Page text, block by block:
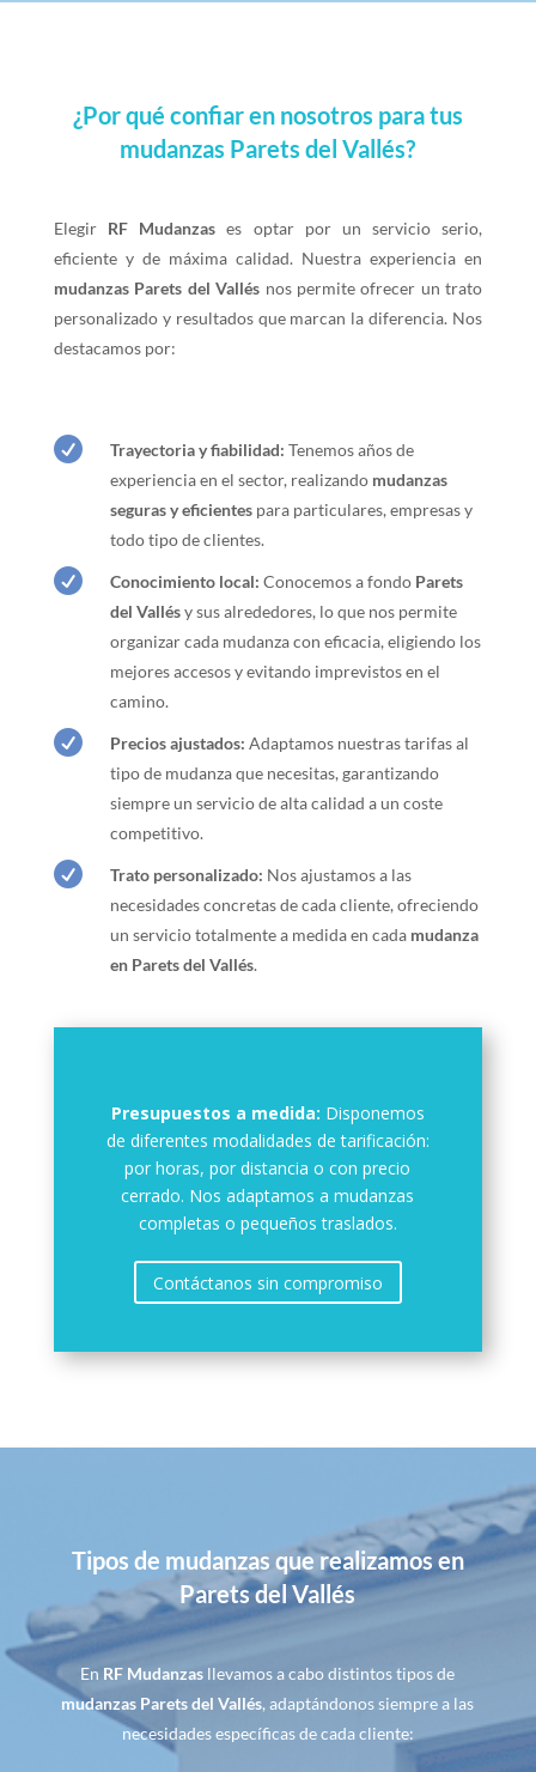
¿Por qué confiar en nosotros para tus
mudanzas Parets del Vallés?
Elegir RF Mudanzas es optar por un servicio serio,
eficiente y de máxima calidad. Nuestra experiencia en
mudanzas Parets del Vallés nos permite ofrecer un trato
personalizado y resultados que marcan la diferencia. Nos
destacamos por:
 Trayectoria y fiabilidad: Tenemos años de
experiencia en el sector, realizando mudanzas
seguras y eficientespara particulares, empresas y
todo tipo de clientes.
 Conocimiento local: Conocemos a fondo Parets
del Vallésy sus alrededores, lo que nos permite
organizar cada mudanza con eficacia, eligiendo los
mejores accesos y evitando imprevistos en el
camino.
 Precios ajustados: Adaptamos nuestras tarifas al
tipo de mudanza que necesitas, garantizando
siempre un servicio de alta calidad a un coste
competitivo.
 Trato personalizado: Nos ajustamos a las
necesidades concretas de cada cliente, ofreciendo
un servicio totalmente a medida en cada mudanza
en Parets del Vallés.
Presupuestos a medida: Disponemos
de diferentes modalidades de tarificación:
por horas, por distancia o con precio
cerrado. Nos adaptamos a mudanzas
completas o pequeños traslados.
Contáctanos sin compromiso
Tipos de mudanzas que realizamos en
Parets del Vallés
En RF Mudanzas llevamos a cabo distintos tipos de
mudanzas Parets del Vallés, adaptándonos siempre a las
necesidades específicas de cada cliente: